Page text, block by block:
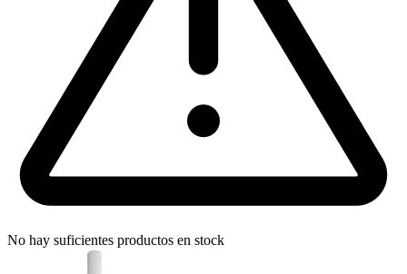
No hay suficientes productos en stock